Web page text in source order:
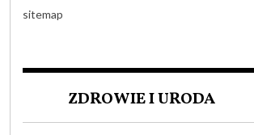
sitemap
ZDROWIE I URODA